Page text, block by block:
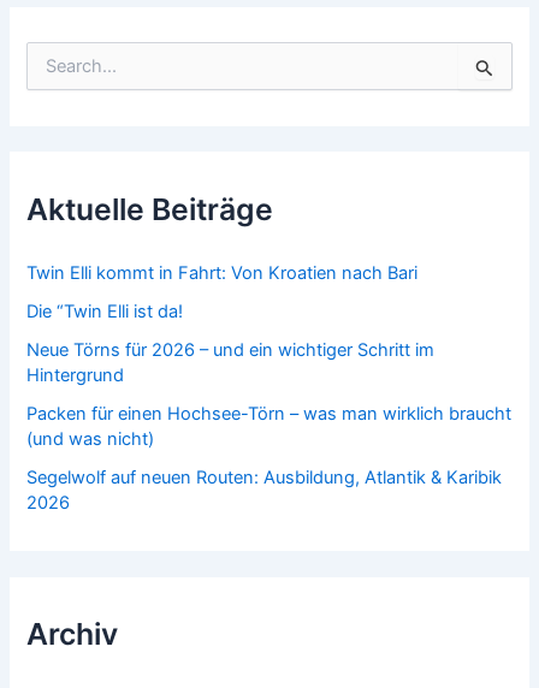
n
a
h
Aktuelle Beiträge
Twin Elli kommt in Fahrt: Von Kroatien nach Bari
Die “Twin Elli ist da!
Neue Törns für 2026 – und ein wichtiger Schritt im
Hintergrund
Packen für einen Hochsee-Törn – was man wirklich braucht
(und was nicht)
Segelwolf auf neuen Routen: Ausbildung, Atlantik & Karibik
2026
Archiv